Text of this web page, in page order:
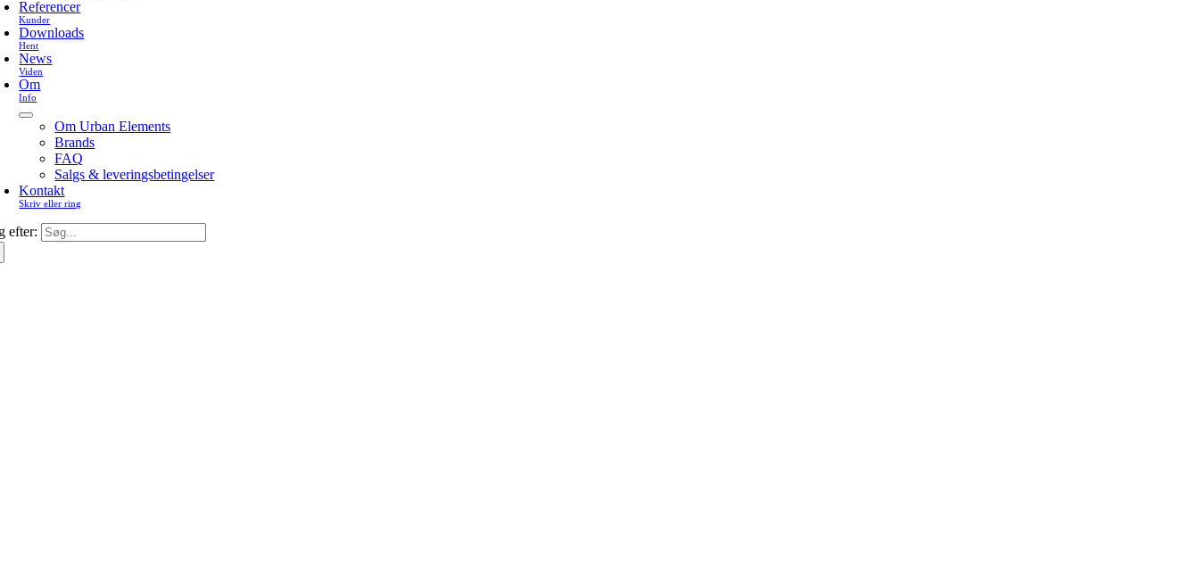
Referencer
Kunder
Downloads
Hent
News
Viden
Om
Info
Om Urban Elements
Brands
FAQ
Salgs & leveringsbetingelser
Kontakt
Skriv eller ring
efter: